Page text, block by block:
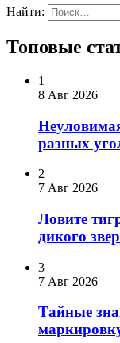
Найти:
Топовые
1
8 Авг 2026
разных
2
7 Авг 2026
Ловите
дикого
3
7 Авг 2026
Тайные